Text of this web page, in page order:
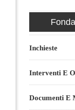
Inchieste
Interventi E
Documenti E